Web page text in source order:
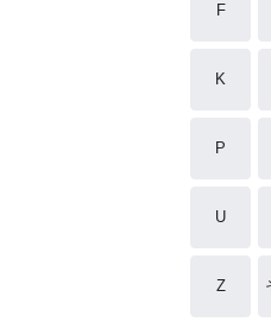
F
K
P
U
Z